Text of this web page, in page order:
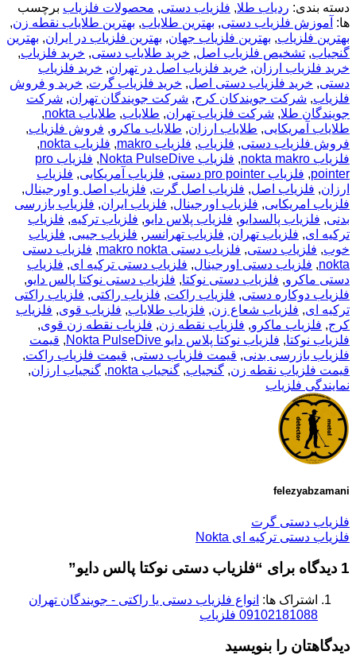
دسته بندی: ردیاب طلا, فلزیاب دستی, محصولات فلزیاب برچسب
ها: آموزش فلزیاب دستی, بهترین طلایاب, بهترین طلایاب نقطه زن,
بهترین فلزیاب, بهترین فلزیاب جهان, بهترین فلزیاب در ایران, بهترین
گنجیاب, تشخیص فلزیاب اصل, خرید طلایاب دستی, خرید فلزیاب,
خرید فلزیاب ارزان, خرید فلزیاب اصل در تهران, خرید فلزیاب
دستی, خرید فلزیاب دستی اصل, خرید فلزیاب گرت, خرید و فروش
فلزیاب, شرکت جویندکان کرج, شرکت جویندگان تهران, شرکت
جویندگان طلا, شرکت فلزیاب تهران, طلایاب, طلایاب nokta
,
طلایاب آمریکایی, طلایاب ارزان, طلایاب ماکرو, فروش فلزیاب,
فروش فلزیاب دستی, فلزیاب, فلزیاب makro , فلزیاب nokta
,
فلزیاب nokta makro
, فلزیاب Nokta PulseDive ,
فلزیاب pro
pointer
, فلزیاب pro pointer دستی , فلزیاب آمریکایی, فلزیاب
ارزان, فلزیاب اصل, فلزیاب اصل گرت, فلزیاب اصل و اورجینال,
فلزیاب امریکایی, فلزیاب اورجینال, فلزیاب ایران, فلزیاب بازرسی
بدنی, فلزیاب پالسدایو, فلزیاب پلاس دایو, فلزیاب ترکیه, فلزیاب
ترکیه ای, فلزیاب تهران, فلزیاب تهرانسر , فلزیاب جیبی, فلزیاب
خوب, فلزیاب دستی, فلزیاب دستی makro nokta , فلزیاب دستی
nokta
, فلزیاب دستی اورجینال, فلزیاب دستی ترکیه ای, فلزیاب
دستی ماکرو, فلزیاب دستی نوکتا, فلزیاب دستی نوکتا پالس دایو,
فلزیاب دوکاره دستی, فلزیاب راکت, فلزیاب راکتی, فلزیاب راکتی
ترکیه ای, فلزیاب شعاع زن, فلزیاب طلایاب, فلزیاب قوی, فلزیاب
کرج, فلزیاب ماکرو, فلزیاب نقطه زن, فلزیاب نقطه زن قوی,
فلزیاب نوکتا, فلزیاب نوکتا پلاس دایو Nokta PulseDive , قیمت
فلزیاب بازرسی بدنی, قیمت فلزیاب دستی, قیمت فلزیاب راکت,
قیمت فلزیاب نقطه زن, گنجیاب, گنجیاب nokta , گنجیاب ارزان,
نمایندگی فلزیاب
felezyabzamani
فلزیاب دستی گرت
فلزیاب دستی ترکیه ای Nokta
1 دیدگاه برای “ فلزیاب دستی نوکتا پالس دایو”
اشتراک ها: انواع فلزیاب دستی یا راکتی - جویندگان تهران
09102181088 فلزیاب
دیدگاهتان را بنویسید